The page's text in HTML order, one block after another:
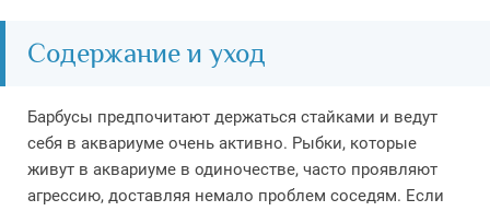
Содержание и уход
Барбусы предпочитают держаться стайками и ведут
себя в аквариуме очень активно. Рыбки, которые
живут в аквариуме в одиночестве, часто проявляют
агрессию, доставляя немало проблем соседям. Если